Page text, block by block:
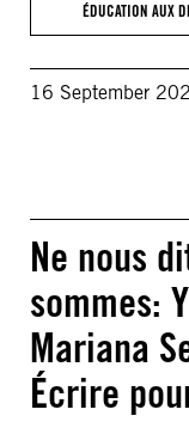
ÉDUCATION AUX
16 September
Ne nous
sommes:
Mariana
Écrire